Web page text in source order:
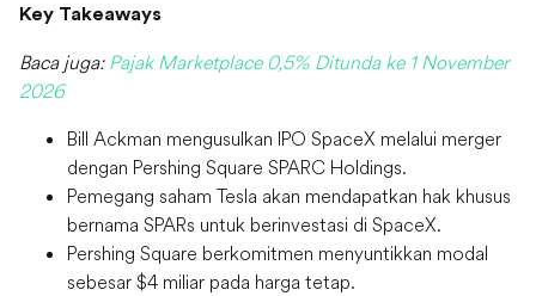
Key Takeaways
Baca juga: Pajak Marketplace 0,5% Ditunda ke 1 November
2026
Bill Ackman mengusulkan IPO SpaceX melalui merger
dengan Pershing Square SPARC Holdings.
Pemegang saham Tesla akan mendapatkan hak khusus
bernama SPARs untuk berinvestasi di SpaceX.
Pershing Square berkomitmen menyuntikkan modal
sebesar $4 miliar pada harga tetap.